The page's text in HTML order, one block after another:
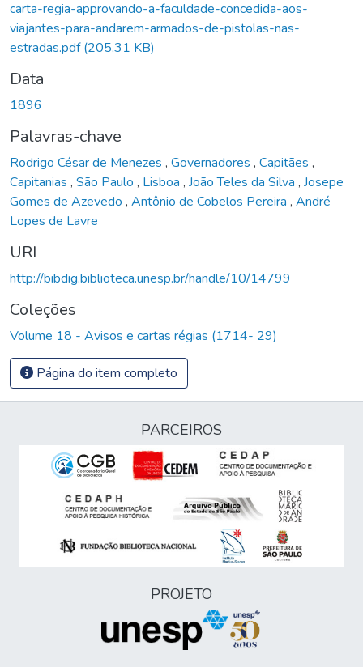
carta-regia-approvando-a-faculdade-concedida-aos-
viajantes-para-andarem-armados-de-pistolas-nas-
estradas.pdf(205,31 KB)
Data
1896
Palavras-chave
Rodrigo César de Menezes , Governadores , Capitães ,
Capitanias , São Paulo , Lisboa , João Teles da Silva , Josepe
Gomes de Azevedo , Antônio de Cobelos Pereira , André
Lopes de Lavre
URI
http://bibdig.biblioteca.unesp.br/handle/10/14799
Coleções
Volume 18 - Avisos e cartas régias (1714- 29)
Página do item completo
PARCEIROS
PROJETO